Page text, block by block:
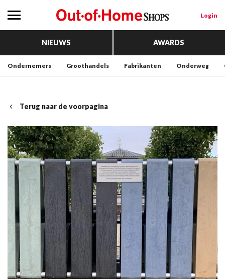
Login
NIEUWS AWARDS
Ondernemers Groothandels Fabrikanten Onderweg
Terug naar de voorpagina